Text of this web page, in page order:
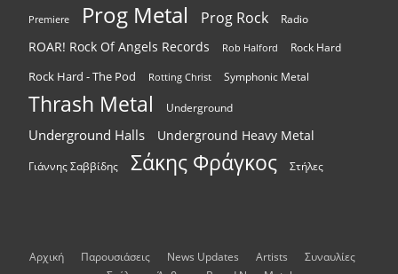
Premiere Prog Metal Prog Rock Radio
ROAR! Rock Of Angels Records Rob Halford Rock Hard
Rock Hard - The Pod Rotting Christ Symphonic Metal
Thrash Metal Underground
Underground Halls Underground Heavy Metal
Γιάννης Σαββίδης Σάκης Φράγκος Στήλες
Αρχική Παρουσιάσεις News Updates Artists
Συναυλίες